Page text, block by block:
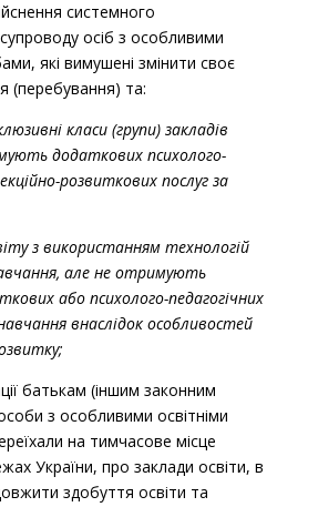
системного
осіб з особливими
які вимушені змінити своє
(перебування) та:
класи (групи) закладів
додаткових психолого-
розвиткових послуг за
з використанням технологій
але не отримують
або психолого-педагогічних
внаслідок особливостей
батькам (іншим законним
з особливими освітніми
на тимчасове місце
України, про заклади освіти, в
здобуття освіти та